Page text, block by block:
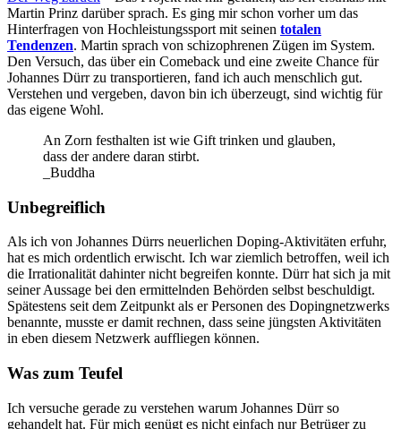
Martin Prinz darüber sprach. Es ging mir schon vorher um das
Hinterfragen von Hochleistungssport mit seinen totalen
Tendenzen. Martin sprach von schizophrenen Zügen im System.
Den Versuch, das über ein Comeback und eine zweite Chance für
Johannes Dürr zu transportieren, fand ich auch menschlich gut.
Verstehen und vergeben, davon bin ich überzeugt, sind wichtig für
das eigene Wohl.
An Zorn festhalten ist wie Gift trinken und glauben,
dass der andere daran stirbt.
_Buddha
Unbegreiflich
Als ich von Johannes Dürrs neuerlichen Doping-Aktivitäten erfuhr,
hat es mich ordentlich erwischt. Ich war ziemlich betroffen, weil ich
die Irrationalität dahinter nicht begreifen konnte. Dürr hat sich ja mit
seiner Aussage bei den ermittelnden Behörden selbst beschuldigt.
Spätestens seit dem Zeitpunkt als er Personen des Dopingnetzwerks
benannte, musste er damit rechnen, dass seine jüngsten Aktivitäten
in eben diesem Netzwerk auffliegen können.
Was zum Teufel
Ich versuche gerade zu verstehen warum Johannes Dürr so
gehandelt hat. Für mich genügt es nicht einfach nur Betrüger zu